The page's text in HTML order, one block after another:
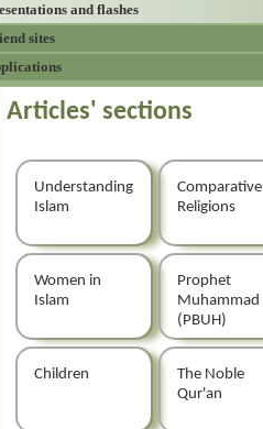
and flashes
sites
Articles' sections
Understanding
Islam
Comparative
Religions
Women in
Islam
Prophet
Muhammad
(PBUH)
Children
The Noble
Qur'an